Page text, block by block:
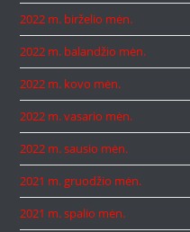
2022 m. birželio mėn.
2022 m. balandžio mėn.
2022 m. kovo mėn.
2022 m. vasario mėn.
2022 m. sausio mėn.
2021 m. gruodžio mėn.
2021 m. spalio mėn.